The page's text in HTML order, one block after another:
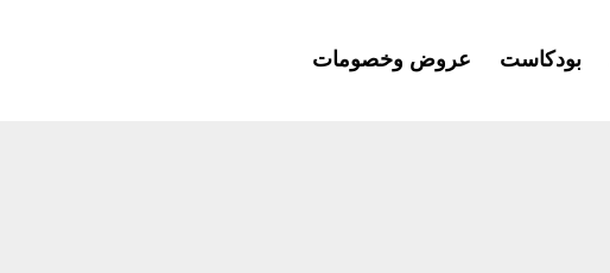
بودكاست عروض وخصومات